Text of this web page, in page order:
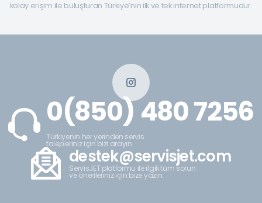
kolay erişim ile buluşturan Türkiye’nin ilk ve tek internet platformudur.
0(850) 480 7256
Türkiyenin her yerinden servis
talepleriniz için bizi arayın.
destek@servisjet.com
ServisJET platformu ile ilgili tüm sorun
ve önerileriniz için bize yazın.